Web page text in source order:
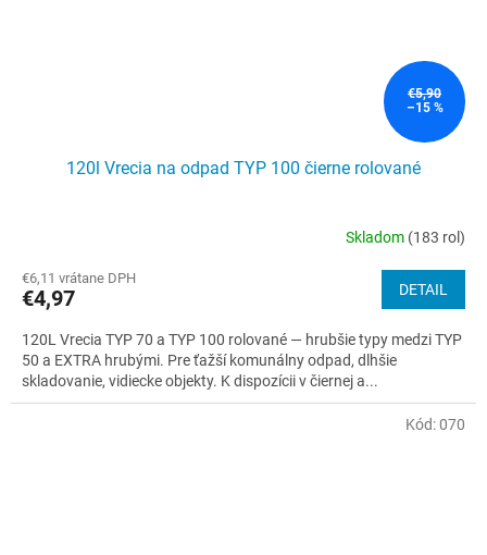
€5,90
–15 %
120l Vrecia na odpad TYP 100 čierne rolované
produktu
je
z
5
hviezdičiek.
Skladom (183 rol)
€6,11 vrátane DPH
€4,97 DETAIL
120L Vrecia TYP 70 a TYP 100 rolované — hrubšie typy medzi TYP
50 a EXTRA hrubými. Pre ťažší komunálny odpad, dlhšie
skladovanie, vidiecke objekty. K dispozícii v čiernej a...
Kód:070